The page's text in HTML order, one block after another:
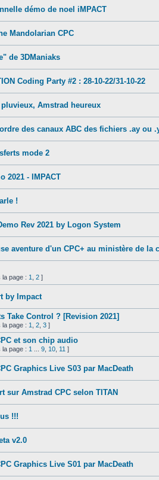
démo de noel iMPACT
Mandolarian CPC
de 3DManiaks
Coding Party #2 : 28-10-22/31-10-22
pluvieux, Amstrad heureux
des canaux ABC des fichiers .ay ou
mode 2
2021 - IMPACT
!
Rev 2021 by Logon System
aventure d'un CPC+ au ministère de la
la page : 1 2 ]
by Impact
Take Control ? [Revision 2021]
la page : 1 2 3 ]
et son chip audio
la page : 1 9 10 11 ]
Graphics Live S03 par MacDeath
sur Amstrad CPC selon TITAN
!!!
v2.0
Graphics Live S01 par MacDeath